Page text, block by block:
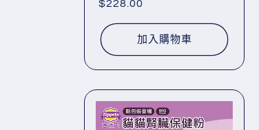
定
$228.00
加入購物車